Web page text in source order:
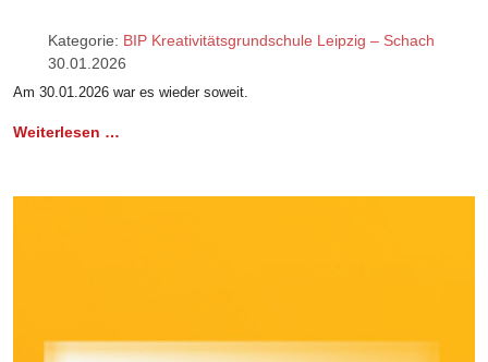
Kategorie: BIP Kreativitätsgrundschule Leipzig – Schach
30.01.2026
Am 30.01.2026 war es wieder soweit.
Weiterlesen …